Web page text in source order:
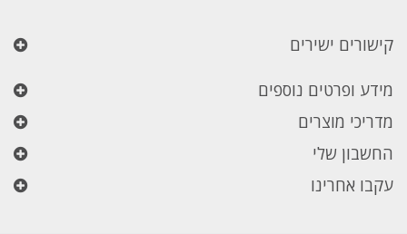
קישורים ישירים
מידע ופרטים נוספים
מדריכי מוצרים
החשבון שלי
עקבו אחרינו